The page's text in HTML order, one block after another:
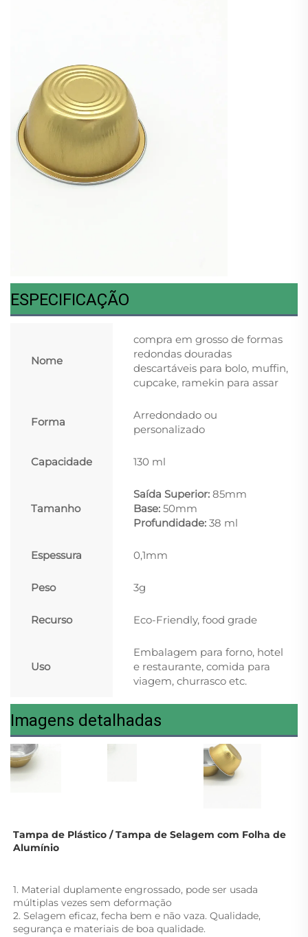
ESPECIFICAÇÃO
Nome
compra em grosso de formas
redondas douradas
descartáveis para bolo, muffin,
cupcake, ramekin para assar
Forma
Arredondado ou
personalizado
Capacidade 130 ml
Tamanho
Saída Superior: 85mm
Base: 50mm
Profundidade: 38 ml
Espessura 0,1mm
Peso 3g
Recurso Eco-Friendly, food grade
Uso
Embalagem para forno, hotel
e restaurante, comida para
viagem, churrasco etc.
Imagens detalhadas
Tampa de Plástico / Tampa de Selagem com Folha de
Alumínio
1. Material duplamente engrossado, pode ser usada
múltiplas vezes sem deformação
2. Selagem eficaz, fecha bem e não vaza. Qualidade,
segurança e materiais de boa qualidade.